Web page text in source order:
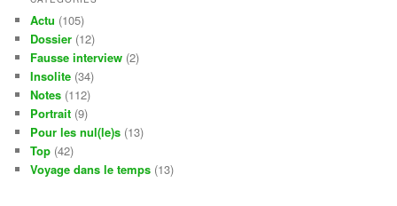
Actu (105)
Dossier (12)
Fausse interview (2)
Insolite (34)
Notes (112)
Portrait (9)
Pour les nul(le)s (13)
Top (42)
Voyage dans le temps (13)